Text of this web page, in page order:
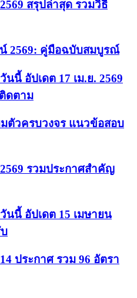
สรุปล่าสุด รวมวิธี
2569: คู่มือฉบับสมบูรณ์
นี้ อัปเดต 17 เม.ย. 2569
ดตาม
ตัวครบวงจร แนวข้อสอบ
รวมประกาศสำคัญ
นนี้ อัปเดต 15 เมษายน
ประกาศ รวม 96 อัตรา